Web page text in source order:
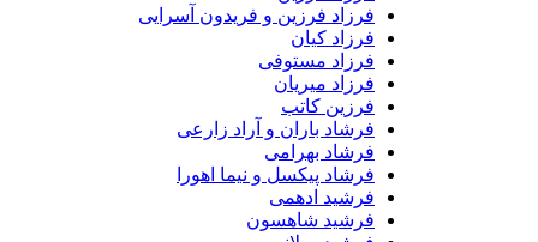
فرزاد فرزین و فریدون آسرایی
فرزاد کیان
فرزاد مستوفی
فرزاد میریان
فرزین کاتب
فرشاد باران و آراد زارعی
فرشاد بهرامی
فرشاد پیکسل و نیما اهورا
فرشید ادهمی
فرشید شاهسون